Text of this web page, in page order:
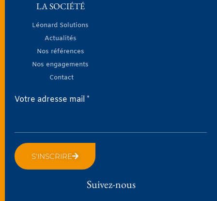
LA SOCIÉTÉ
Léonard Solutions
Actualités
Nos références
Nos engagements
Contact
Votre adresse mail *
S'INSCRIRE
Suivez-nous